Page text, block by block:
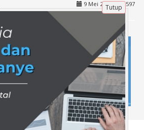
9 Mei 2025 | 597
Tutup